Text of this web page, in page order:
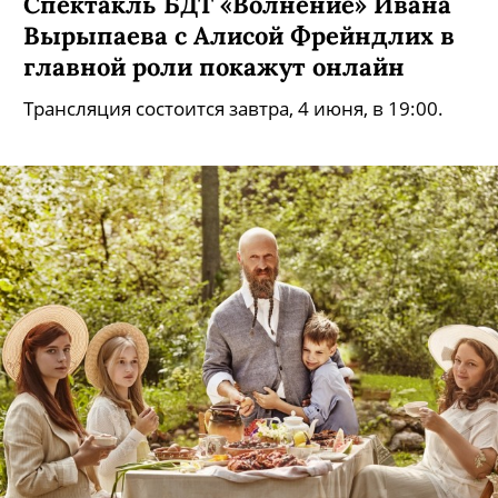
Вырыпаева с Алисой Фрейндлих в
главной роли покажут онлайн
Трансляция состоится завтра, 4 июня, в 19:00.